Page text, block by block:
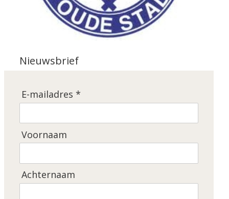
Nieuwsbrief
E-mailadres *
Voornaam
Achternaam